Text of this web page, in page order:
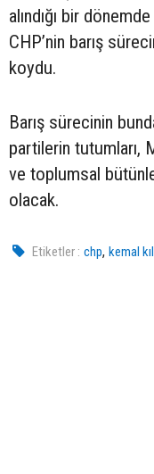
alındığı bir
CHP’nin barış
koydu.
Barış sürecinin
partilerin tutumları,
ve toplumsal
olacak.
Etiketler : chp,kemal